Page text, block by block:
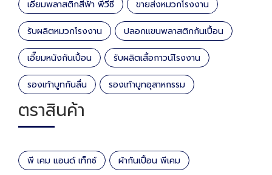
เอี๊ยมพลาสติกสีฟ้า พีวีซี ขายส่งหมวกโรงงาน
รับผลิตหมวกโรงงาน ปลอกแขนพลาสติกกันเปื้อน
เอี๊ยมหนังกันเปื้อน รับผลิตเสื้อกาวน์โรงงาน
รองเท้าบูทกันลื่น รองเท้าบูทอุสาหกรรม
ตราสินค้า
พี เคม แอนด์ เท็กซ์ ผ้ากันเปื้อน พีเคม